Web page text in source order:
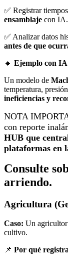
✅ Registrar
ensamblaje con IA.
✅ Analizar datos
antes de que
🔹 Ejemplo con
Un modelo de
temperatura,
ineficiencias y
NOTA
con reporte
HUB que
plataformas en
Consulte
arriendo.
Agricultura
Caso: Un agricultor
cultivo.
📌 Por qué